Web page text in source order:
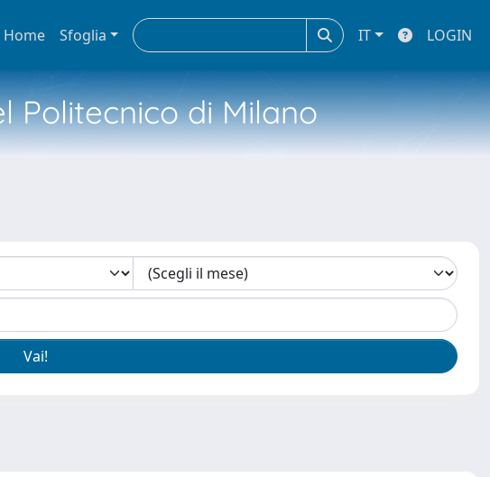
Home Sfoglia IT LOGIN
Politecnico di Milano